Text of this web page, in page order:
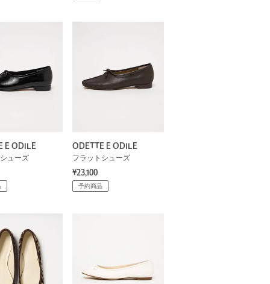
E ODILE
ューズ
ODETTE E ODILE
フラットシューズ
¥23,100
予約商品